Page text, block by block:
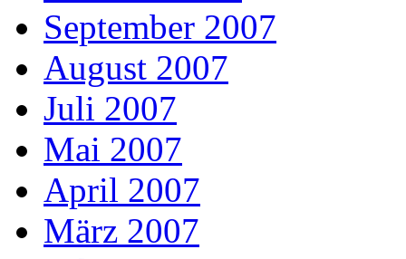
September 2007
August 2007
Juli 2007
Mai 2007
April 2007
März 2007